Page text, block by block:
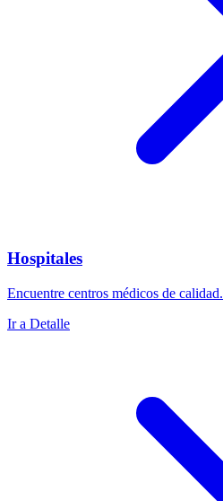
Hospitales
Encuentre centros médicos de calidad.
Ir a Detalle